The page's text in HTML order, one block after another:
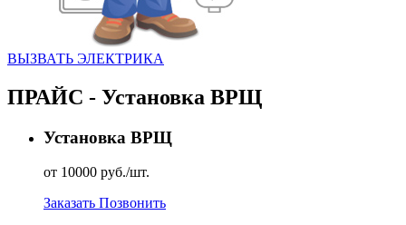
ВЫЗВАТЬ ЭЛЕКТРИКА
ПРАЙС - Установка ВРЩ
Установка ВРЩ
от 10000 руб./шт.
Заказать Позвонить